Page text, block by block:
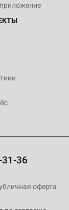
36
оферта